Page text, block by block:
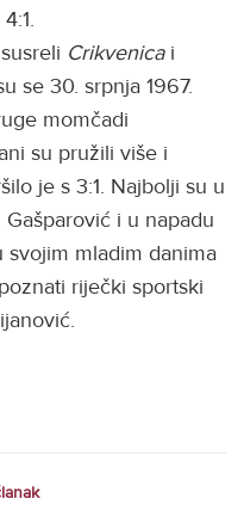
Crikvenicai
se 30. srpnja 1967.
momčadi
su pružili više i
je s 3:1. Najbolji su u
i u napadu
svojim mladim danima
riječki sportski